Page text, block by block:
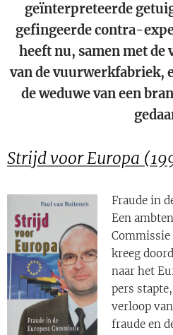
geïnterpreteerde
gefingeerde contra-
heeft nu, samen met de
van de vuurwerkfabriek,
de weduwe van een
Strijd voor Europa
Fraude in
Een
Commissie
kreeg
naar het
pers
verloop
fraude en